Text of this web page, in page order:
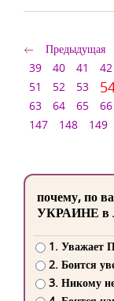
Предыдущая
39
40 41 42
51
52 53
63
64 65 66
147
148 149
почему, по
УКРАИНЕ в
1. Уважает
2. Боится
3. Никому